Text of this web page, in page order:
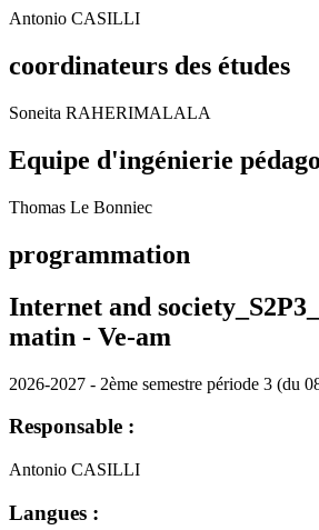
Antonio CASILLI
coordinateurs des études
Soneita RAHERIMALALA
Equipe d'ingénierie
Thomas Le Bonniec
programmation
Internet and
matin - Ve-am
2026-2027 - 2ème semestre période 3 (du
Responsable :
Antonio CASILLI
Langues :